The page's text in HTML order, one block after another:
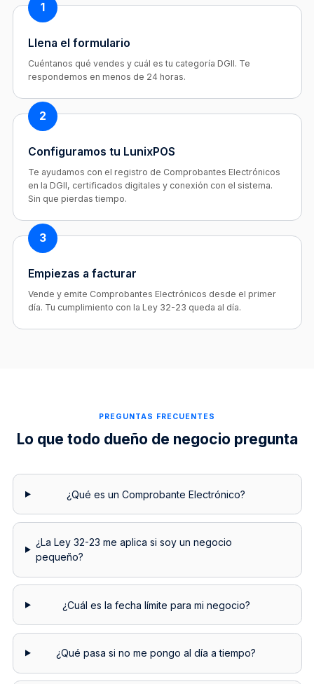
1
Llena el formulario
Cuéntanos qué vendes y cuál es tu categoría DGII. Te
respondemos en menos de 24 horas.
2
Configuramos tu LunixPOS
Te ayudamos con el registro de Comprobantes Electrónicos
en la DGII, certificados digitales y conexión con el sistema.
Sin que pierdas tiempo.
3
Empiezas a facturar
Vende y emite Comprobantes Electrónicos desde el primer
día. Tu cumplimiento con la Ley 32-23 queda al día.
PREGUNTAS FRECUENTES
Lo que todo dueño de negocio pregunta
¿Qué es un Comprobante Electrónico?
¿La Ley 32-23 me aplica si soy un negocio
pequeño?
¿Cuál es la fecha límite para mi negocio?
¿Qué pasa si no me pongo al día a tiempo?